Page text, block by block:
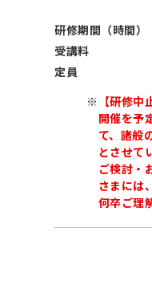
研修期間（時間）
受講料
定員
※ 【研修中
開催を予
て、諸般
とさせて
ご検討・
さまには
何卒ご理